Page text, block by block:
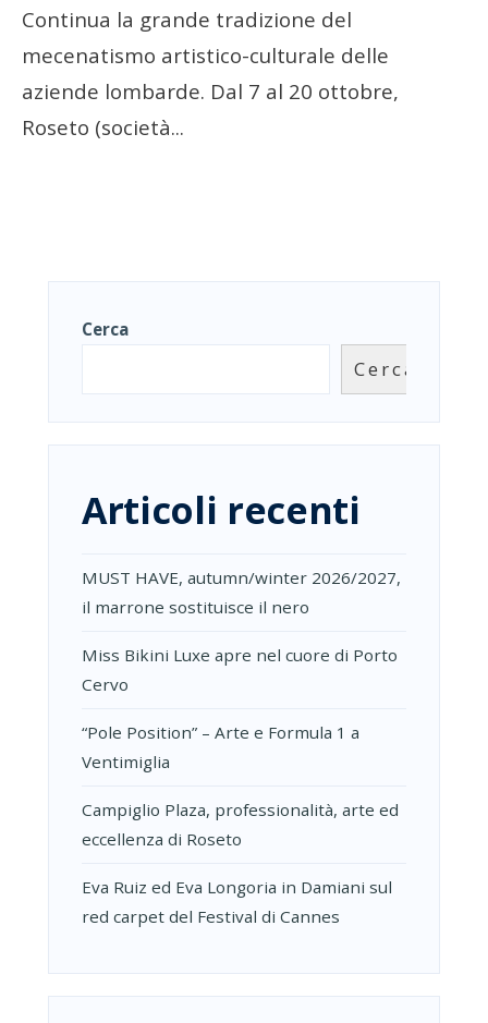
Continua la grande tradizione del
mecenatismo artistico-culturale delle
aziende lombarde. Dal 7 al 20 ottobre,
Roseto (società...
Cerca
Cerca
Articoli recenti
MUST HAVE, autumn/winter 2026/2027,
il marrone sostituisce il nero
Miss Bikini Luxe apre nel cuore di Porto
Cervo
“Pole Position” – Arte e Formula 1 a
Ventimiglia
Campiglio Plaza, professionalità, arte ed
eccellenza di Roseto
Eva Ruiz ed Eva Longoria in Damiani sul
red carpet del Festival di Cannes